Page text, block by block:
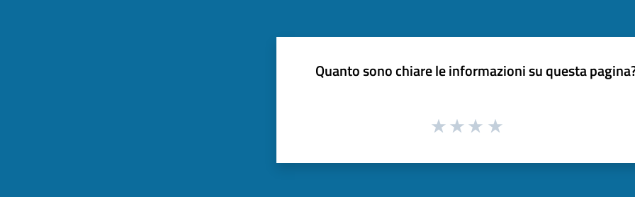
Quanto sono chiare le informazioni su questa